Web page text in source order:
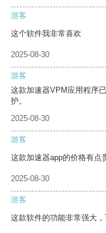
游客
这个软件我非常喜欢
2025-08-30
游客
这款加速器VPM应用程序
护。
2025-08-30
游客
这款加速器app的价格有点
2025-08-30
游客
这款软件的功能非常强大